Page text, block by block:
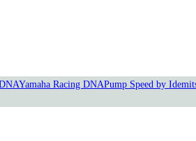
Yamaha Racing DNAPump Speed by